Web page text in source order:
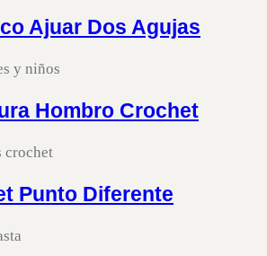
Ajuar Dos Agujas
Hombro Crochet
Punto Diferente